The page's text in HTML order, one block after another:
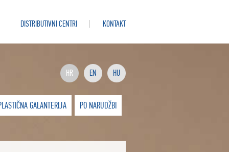
DISTRIBUTIVNI CENTRI KONTAKT
HR EN HU
GALANTERIJA PO NARUDŽBI